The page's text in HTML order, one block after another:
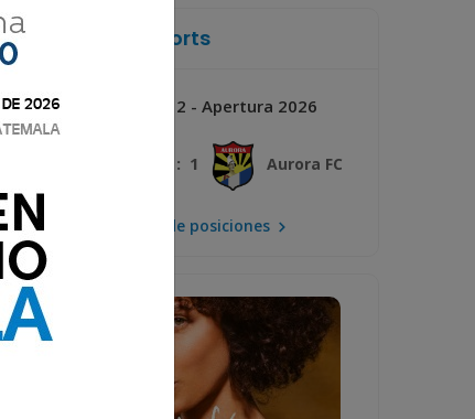
La Voz de Xela Sports
Próximo Jornada 2 - Apertura 2026
3 : 1 Aurora FC
Mira la tabla de posiciones